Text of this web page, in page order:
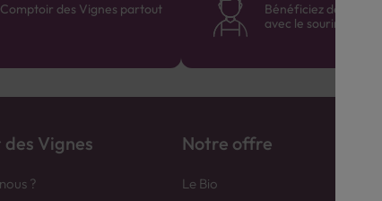
des Vignes partout
Bénéficiez de
avec le sourire :)
Vignes
?
Notre offre
Le Bio